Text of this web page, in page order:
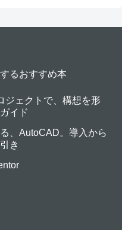
るおすすめ本
ジェクトで、構想を形
イド
、AutoCAD。導入から
き